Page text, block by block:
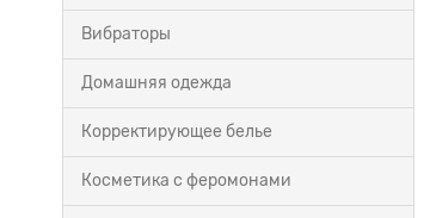
Вибраторы
Домашняя одежда
Корректирующее белье
Косметика с феромонами